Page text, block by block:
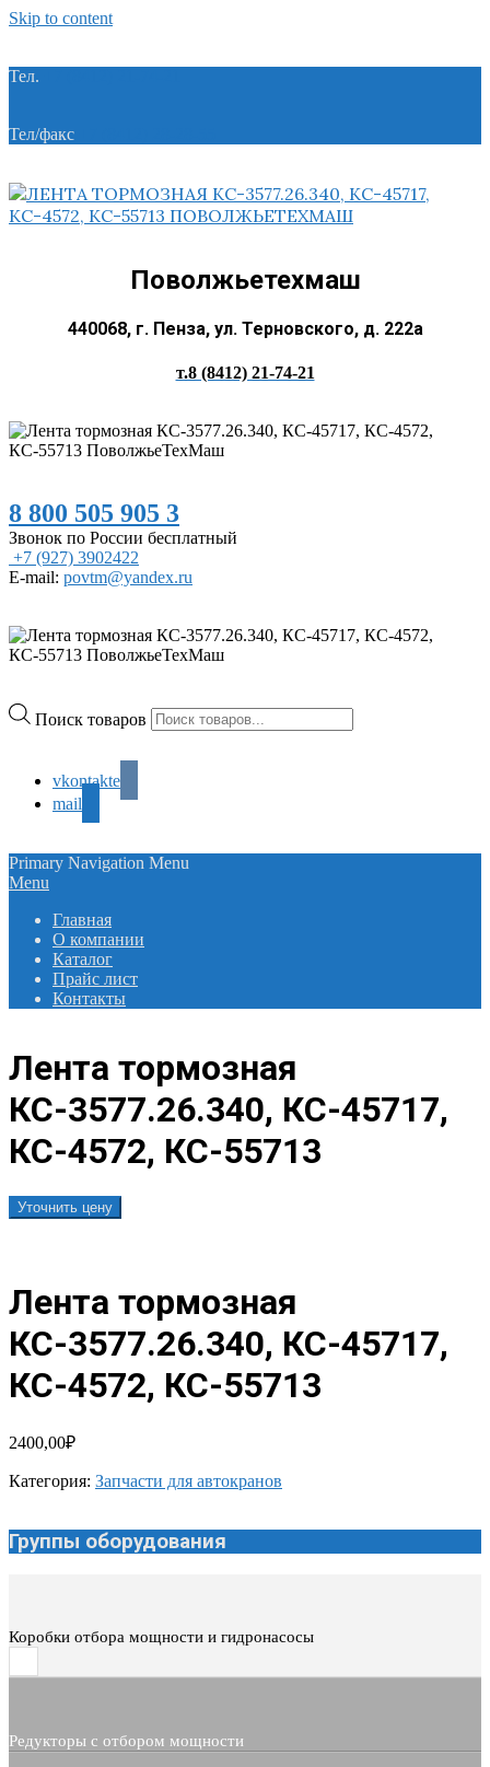
Skip to content
Тел.
Тел/факс
Поволжьетехмаш
440068, г. Пенза, ул. Терновского, д. 222а
т.8 (8412) 21-74-21
8 800 505 905 3
Звонок по России бесплатный
+7 (927) 3902422
E-mail: povtm@yandex.ru
Поиск товаров
vkontakte
mail
Primary Navigation Menu
Menu
Главная
О компании
Каталог
Прайс лист
Контакты
Лента тормозная
КС-3577.26.340, КС-45717,
КС-4572, КС-55713
Уточнить цену
Лента тормозная
КС-3577.26.340, КС-45717,
КС-4572, КС-55713
2400,00₽
Категория: Запчасти для автокранов
Группы оборудования
Коробки отбора мощности и гидронасосы
Редукторы с отбором мощности